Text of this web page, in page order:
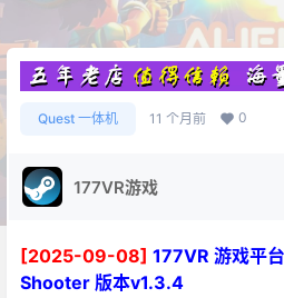
Quest 一体机 11 个月前 0
177VR游戏
[2025-09-08] 177VR 游戏平
Shooter 版本v1.3.4